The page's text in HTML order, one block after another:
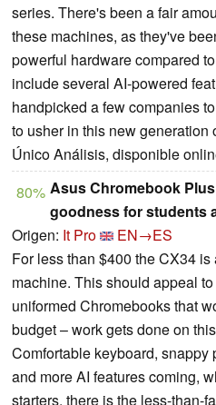
series. There's been a fair
these machines, as they've
powerful hardware compared
include several AI-powered
handpicked a few companies
to usher in this new generation
Único Análisis, disponible
80% Asus Chromebook
goodness for students
Origen: It Pro
EN→ES
For less than $400 the CX34
machine. This should appeal
uniformed Chromebooks that
budget – work gets done on
Comfortable keyboard, snappy
and more AI features coming,
starters, there is the less-than-